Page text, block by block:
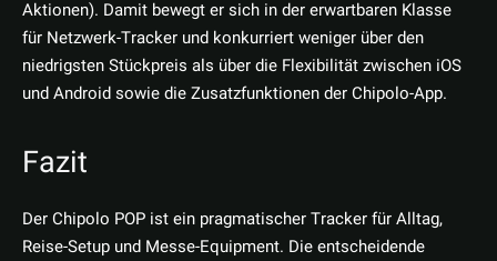
Aktionen). Damit bewegt er sich in der erwartbaren Klasse
für Netzwerk-Tracker und konkurriert weniger über den
niedrigsten Stückpreis als über die Flexibilität zwischen iOS
und Android sowie die Zusatzfunktionen der Chipolo-App.
Fazit
Der Chipolo POP ist ein pragmatischer Tracker für Alltag,
Reise-Setup und Messe-Equipment. Die entscheidende